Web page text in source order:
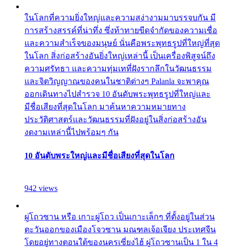
ในโลกที่ความยิ่งใหญ่และความสง่างามมาบรรจบกัน มี
การสร้างสรรค์ที่น่าทึ่ง ซึ่งท้าทายขีดจำกัดของความเชื่อ
และความสำเร็จของมนุษย์ นั่นคือพระพุทธรูปที่ใหญ่ที่สุด
ในโลก สิ่งก่อสร้างอันยิ่งใหญ่เหล่านี้ เป็นเครื่องพิสูจน์ถึง
ความศรัทธา และความทุ่มเทที่ฝังรากลึกในวัฒนธรรม
และจิตวิญญาณของคนในชาติต่างๆ Palanla จะพาคุณ
ออกเดินทางไปสำรวจ 10 อันดับพระพุทธรูปที่ใหญ่และ
มีชื่อเสียงที่สุดในโลก มาค้นหาความหมายทาง
ประวัติศาสตร์และวัฒนธรรมที่ฝังอยู่ในสิ่งก่อสร้างอัน
งดงามเหล่านี้ไปพร้อมๆ กัน
10 อันดับพระใหญ่และมีชื่อเสียงที่สุดในโลก
942 views
ผู่โถวซาน หรือ เกาะผู่โถว เป็นเกาะเล็กๆ ที่ตั้งอยู่ในส่วน
ตะวันออกของเมืองโจวซาน มณฑลเจ้อเจียง ประเทศจีน
โดยอยู่ทางตอนใต้ของนครเซี่ยงไฮ้ ผู่โถวซานเป็น 1 ใน 4